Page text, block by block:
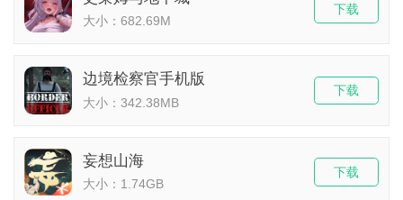
大小：682.69M
下载
边境检察官手机版
大小：342.38MB
下载
妄想山海
大小：1.74GB
下载